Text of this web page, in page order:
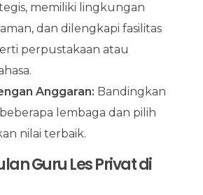
memiliki lingkungan
dan dilengkapi fasilitas
perpustakaan atau
Anggaran: Bandingkan
lembaga dan pilih
nilai terbaik.
Guru Les Privat di